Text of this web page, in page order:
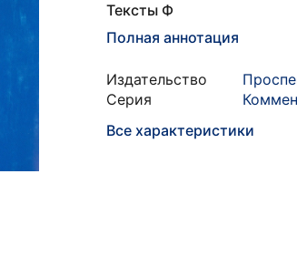
Тексты Ф
Полная аннотация
Издательство
Серия
Все характеристики